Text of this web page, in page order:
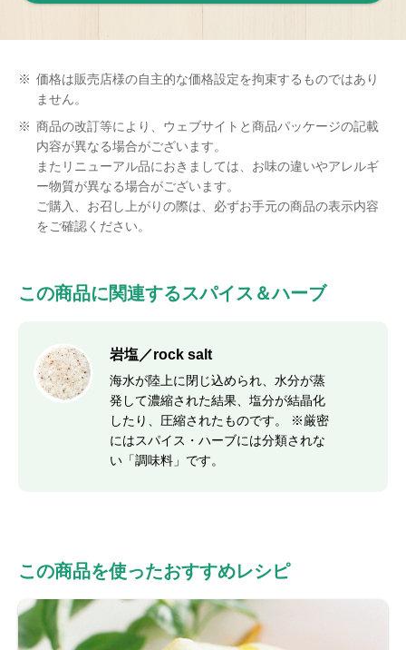
※ 価格は販売店様の自主的な価格設定を拘束するものではあり
ません。
※ 商品の改訂等により、ウェブサイトと商品パッケージの記載
内容が異なる場合がございます。
またリニューアル品におきましては、お味の違いやアレルギ
ー物質が異なる場合がございます。
ご購入、お召し上がりの際は、必ずお手元の商品の表示内容
をご確認ください。
この商品に関連するスパイス＆ハーブ
岩塩／rock salt
海水が陸上に閉じ込められ、水分が蒸
発して濃縮された結果、塩分が結晶化
したり、圧縮されたものです。 ※厳密
にはスパイス・ハーブには分類されな
い「調味料」です。
この商品を使ったおすすめレシピ